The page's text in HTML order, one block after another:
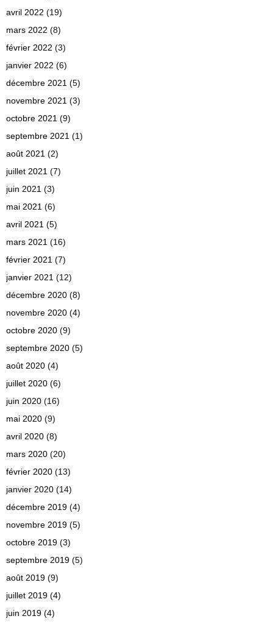
avril 2022 (19)
mars 2022 (8)
février 2022 (3)
janvier 2022 (6)
décembre 2021 (5)
novembre 2021 (3)
octobre 2021 (9)
septembre 2021 (1)
août 2021 (2)
juillet 2021 (7)
juin 2021 (3)
mai 2021 (6)
avril 2021 (5)
mars 2021 (16)
février 2021 (7)
janvier 2021 (12)
décembre 2020 (8)
novembre 2020 (4)
octobre 2020 (9)
septembre 2020 (5)
août 2020 (4)
juillet 2020 (6)
juin 2020 (16)
mai 2020 (9)
avril 2020 (8)
mars 2020 (20)
février 2020 (13)
janvier 2020 (14)
décembre 2019 (4)
novembre 2019 (5)
octobre 2019 (3)
septembre 2019 (5)
août 2019 (9)
juillet 2019 (4)
juin 2019 (4)